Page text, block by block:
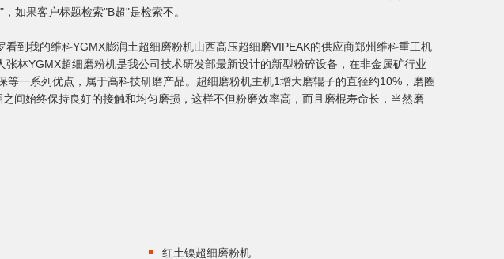
如果客户标题检索"B超"是检索不。
到我的维科YGMX膨润土超细磨粉机山西高压超细磨VIPEAK的供应商郑州维科重工机
林YGMX超细磨粉机是我公司技术研发部最新设计的新型粉碎设备，在非金属矿行业
一系列优点，属于高科技研磨产品。超细磨粉机主机1增大磨辊子的直径约10%，磨圈
间始终保持良好的接触和均匀磨损，这样不但粉磨效率高，而且磨棍寿命长，当然磨
红土镍超细磨粉机